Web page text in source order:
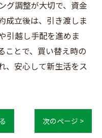
グ調整が大切で、資金
成立後は、引き渡しま
引越し手配を進めま
ことで、買い替え時の
、安心して新生活をス
次のページ >